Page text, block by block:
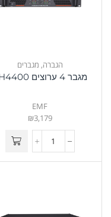
הגברה, מגברים
מגבר 4 ערוצים EH4400
EMF
₪3,179